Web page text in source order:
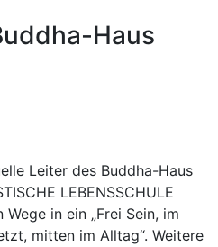
Haus
Leiter des Buddha-Haus
LEBENSSCHULE
in ein „Frei Sein, im
mitten im Alltag“. Weitere